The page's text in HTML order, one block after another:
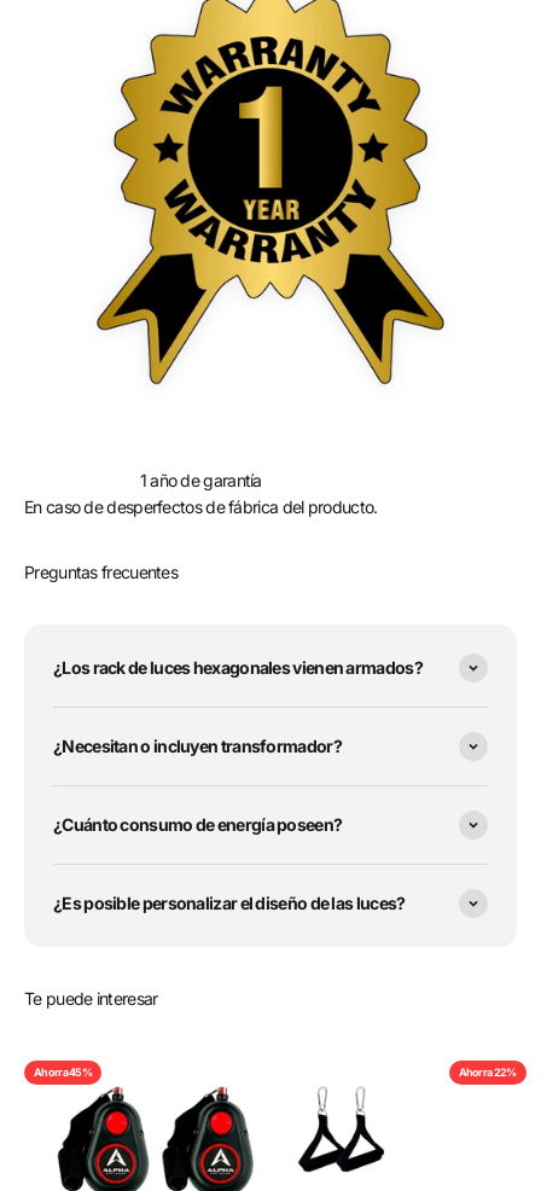
1 año de garantía
En caso de desperfectos de fábrica del producto.
Preguntas frecuentes
¿Los rack de luces hexagonales vienen armados?
¿Necesitan o incluyen transformador?
¿Cuánto consumo de energía poseen?
¿Es posible personalizar el diseño de las luces?
Te puede interesar
Ahorra 45% Ahorra 22%